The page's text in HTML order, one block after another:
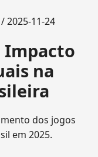
/ 2025-11-24
Impacto
na
dos jogos
em 2025.